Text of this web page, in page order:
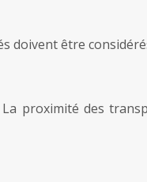
doivent être
proximité des